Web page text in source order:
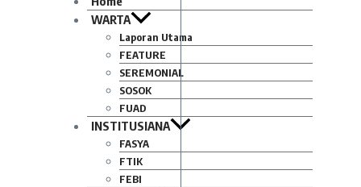
WARTA
Laporan Utama
FEATURE
SEREMONIAL
SOSOK
FUAD
INSTITUSIANA
FASYA
FTIK
FEBI